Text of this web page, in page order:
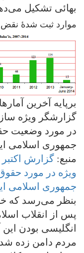
بهائی تشکیل
موارد ثبت شدهٔ نقض
برپایه آخرین
گزارشگر ویژه
در مورد وضعیت
جمهوری اسلامی
منبع:
ویژه در مورد
جمهوری اسلامی
بنظر می‌رسد که
پس از انقلاب
انگلیسی‌ بودن
مردم دامن زده